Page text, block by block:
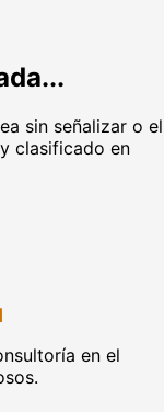
sin señalizar o el
clasificado en
en el